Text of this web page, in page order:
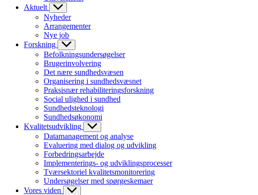
Aktuelt
Nyheder
Arrangementer
Nye job
Forskning
Befolkningsundersøgelser
Brugerinvolvering
Det nære sundhedsvæsen
Organisering i sundhedsvæsnet
Praksisnær rehabiliteringsforskning
Social ulighed i sundhed
Sundhedsteknologi
Sundhedsøkonomi
Kvalitetsudvikling
Datamanagement og analyse
Evaluering med dialog og udvikling
Forbedringsarbejde
Implementerings- og udviklingsprocesser
Tværsektoriel kvalitetsmonitorering
Undersøgelser med spørgeskemaer
Vores viden